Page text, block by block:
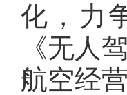
化，力
《无人
航空经